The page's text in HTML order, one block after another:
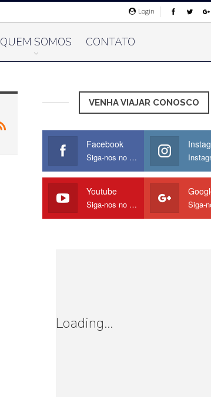
Login
QUEM SOMOS CONTATO
VENHA VIAJAR CONOSCO
Facebook
Siga-nos no Facebook
Youtube
Siga-nos no Youtube
Loading...